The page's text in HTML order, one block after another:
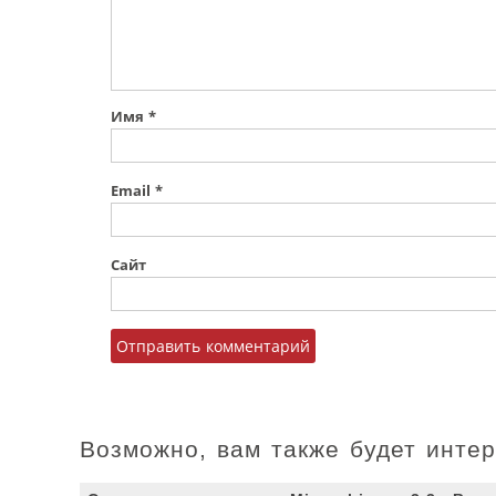
Имя *
Email *
Сайт
Возможно, вам также будет